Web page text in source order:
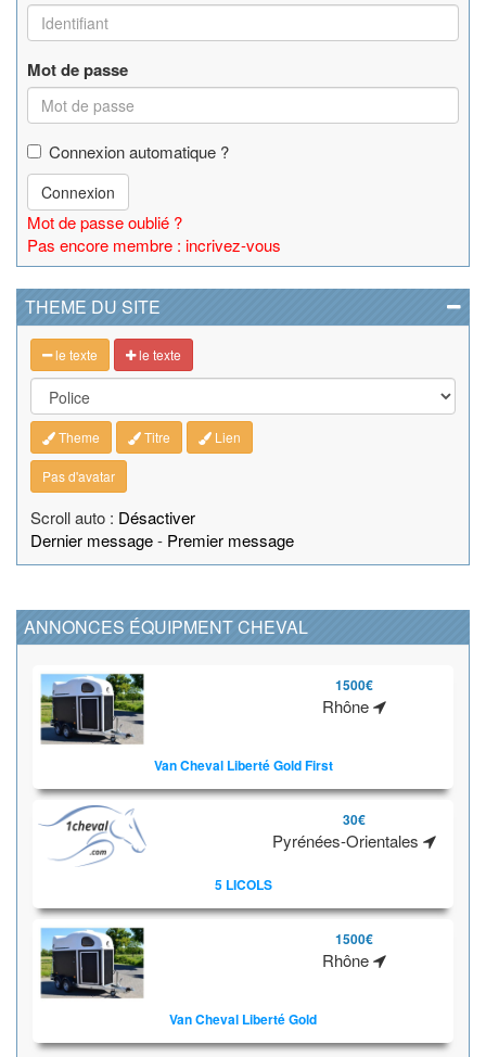
Mot de passe
Connexion automatique ?
Connexion
Mot de passe oublié ?
Pas encore membre : incrivez-vous
THEME DU SITE
le texte le texte
Theme Titre Lien
Pas d'avatar
Scroll auto : Désactiver
Dernier message- Premier message
ANNONCES ÉQUIPMENT CHEVAL
1500€
Rhône
Van Cheval Liberté Gold First
30€
Pyrénées-Orientales
5 LICOLS
1500€
Rhône
Van Cheval Liberté Gold